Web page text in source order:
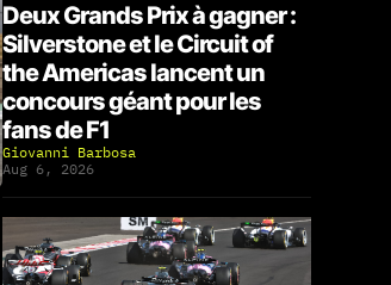
Deux Grands Prix à gagner :
Silverstone et le Circuit of
the Americas lancent un
concours géant pour les
fans de F1
Giovanni Barbosa
Aug 6, 2026